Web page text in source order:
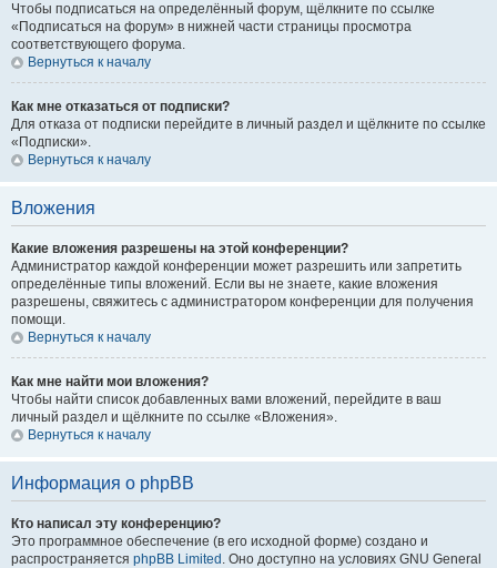
Чтобы подписаться на определённый форум, щёлкните по ссылке
«Подписаться на форум» в нижней части страницы просмотра
соответствующего форума.
Вернуться к началу
Как мне отказаться от подписки?
Для отказа от подписки перейдите в личный раздел и щёлкните по ссылке
«Подписки».
Вернуться к началу
Вложения
Какие вложения разрешены на этой конференции?
Администратор каждой конференции может разрешить или запретить
определённые типы вложений. Если вы не знаете, какие вложения
разрешены, свяжитесь с администратором конференции для получения
помощи.
Вернуться к началу
Как мне найти мои вложения?
Чтобы найти список добавленных вами вложений, перейдите в ваш
личный раздел и щёлкните по ссылке «Вложения».
Вернуться к началу
Информация о phpBB
Кто написал эту конференцию?
Это программное обеспечение (в его исходной форме) создано и
распространяется phpBB Limited . Оно доступно на условиях GNU General